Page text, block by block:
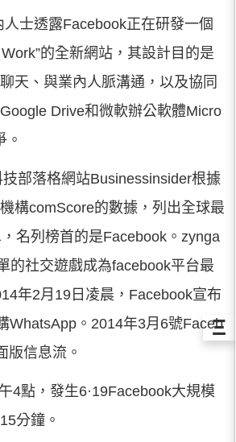
士透露Facebook正在研發一個
的全新網站，其設計目的是
天、與業內人脈溝通，以及協同
Drive和微軟辦公軟體Micro
。
部落格網站Businessinsider根據
構comScore的數據，列出全球最
名列榜首的是Facebook。zynga
的社交遊戲成為facebook平台最
年2月19日凌晨，Facebook宣布
WhatsApp。2014年3月6號Faceb
版信息流。
4點，發生6·19Facebook大規模
分鐘。
Ξ